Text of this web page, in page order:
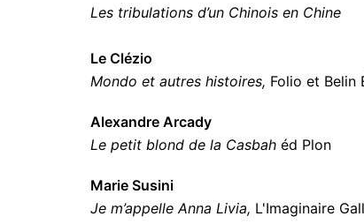
Les tribulations d’un Chinois en Chine
Le Clézio
Mondo et autres histoires, Folio et Belin
Alexandre Arcady
Le petit blond de la Casbah éd Plon
Marie Susini
Je m’appelle Anna Livia, L'Imaginaire